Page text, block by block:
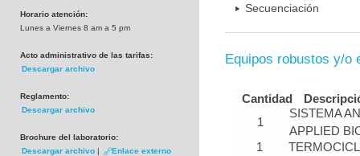
Horario atención:
Lunes a Viernes 8 am a 5 pm
Acto administrativo de las tarifas:
Descargar archivo
Reglamento:
Descargar archivo
Brochure del laboratorio:
Descargar archivo | Enlace externo
Secuenciación
Equipos robustos y/o
Cantidad
1
SISTEMA
APPLIED
1